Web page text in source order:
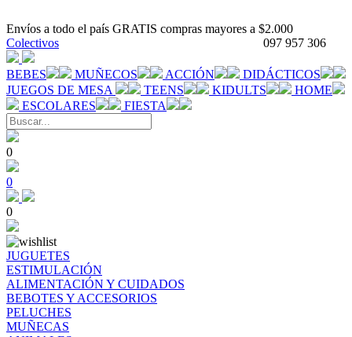
Envíos a todo el país GRATIS compras mayores a $2.000
097 957 306
Colectivos
BEBES MUÑECOS ACCIÓN
DIDÁCTICOS
JUEGOS DE MESA
TEENS KIDULTS
HOME
ESCOLARES
FIESTA
0
0
0
JUGUETES
ESTIMULACIÓN
ALIMENTACIÓN Y CUIDADOS
BEBOTES Y ACCESORIOS
PELUCHES
MUÑECAS